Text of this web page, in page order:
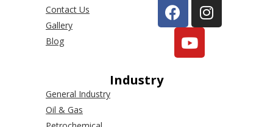
Contact Us
Gallery
Blog
Industry
General Industry
Oil & Gas